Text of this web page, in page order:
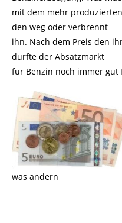
mit dem mehr
den weg oder verbrennt
ihn. Nach dem Preis den
dürfte der Absatzmarkt
für Benzin noch immer gut
was ändern